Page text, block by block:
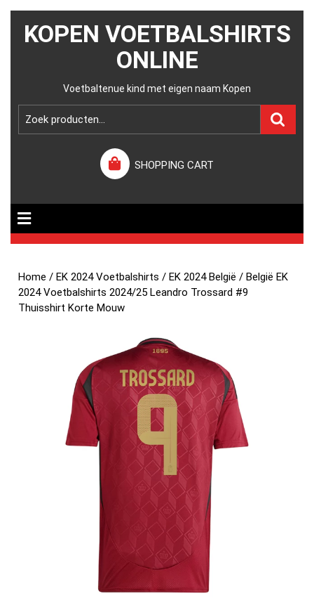
KOPEN VOETBALSHIRTS
ONLINE
Voetbaltenue kind met eigen naam Kopen
SHOPPING CART
Home /EK 2024 Voetbalshirts /EK 2024 België / België EK
2024 Voetbalshirts 2024/25 Leandro Trossard #9
Thuisshirt Korte Mouw